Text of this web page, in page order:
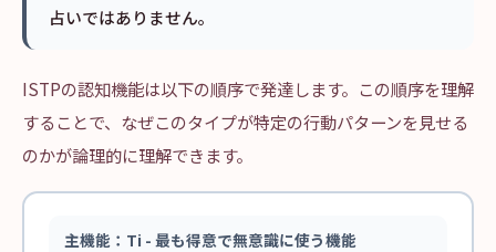
占いではありません。
ISTPの認知機能は以下の順序で発達します。この順序を理解
することで、なぜこのタイプが特定の行動パターンを見せる
のかが論理的に理解できます。
主機能：Ti - 最も得意で無意識に使う機能